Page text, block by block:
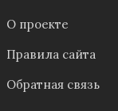
О проекте
Правила сайта
Обратная связь